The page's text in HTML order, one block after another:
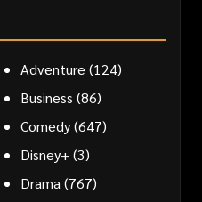
Adventure (124)
Business (86)
Comedy(647)
Disney+ (3)
Drama (767)